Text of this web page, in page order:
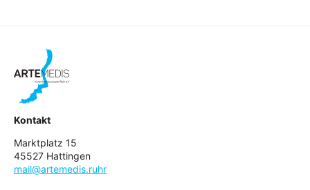
Kontakt
Marktplatz 15
45527 Hattingen
mail@artemedis.ruhr